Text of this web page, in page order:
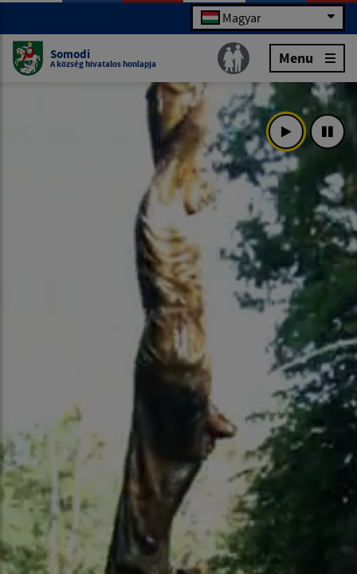
Magyar
Somodi
A község hivatalos honlapja Menu